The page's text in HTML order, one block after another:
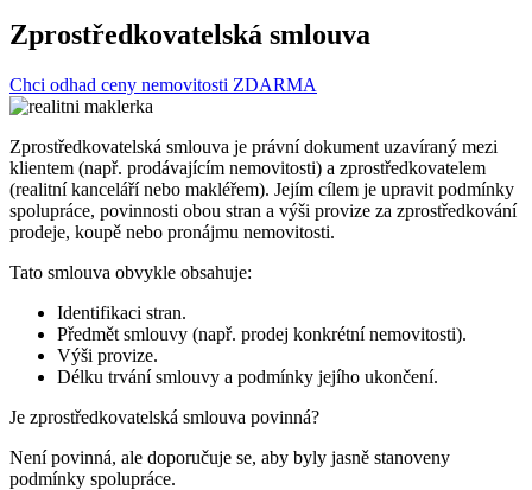
Zprostředkovatelská smlouva
Chci odhad ceny nemovitosti ZDARMA
Zprostředkovatelská smlouva je právní dokument uzavíraný mezi
klientem (např. prodávajícím nemovitosti) a zprostředkovatelem
(realitní kanceláří nebo makléřem). Jejím cílem je upravit podmínky
spolupráce, povinnosti obou stran a výši provize za zprostředkování
prodeje, koupě nebo pronájmu nemovitosti.
Tato smlouva obvykle obsahuje:
Identifikaci stran.
Předmět smlouvy (např. prodej konkrétní nemovitosti).
Výši provize.
Délku trvání smlouvy a podmínky jejího ukončení.
Je zprostředkovatelská smlouva povinná?
Není povinná, ale doporučuje se, aby byly jasně stanoveny
podmínky spolupráce.